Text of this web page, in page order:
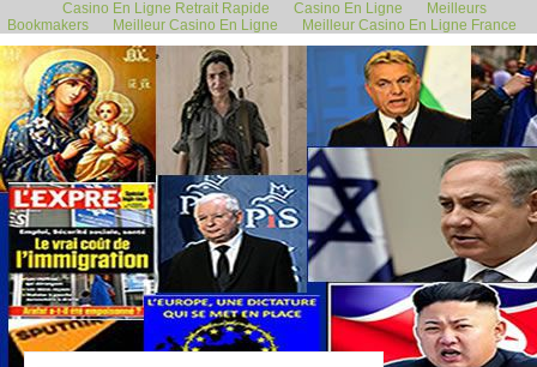
Casino En Ligne Retrait Rapide Casino En Ligne
Meilleurs
Bookmakers
Meilleur Casino En Ligne Meilleur Casino En Ligne France